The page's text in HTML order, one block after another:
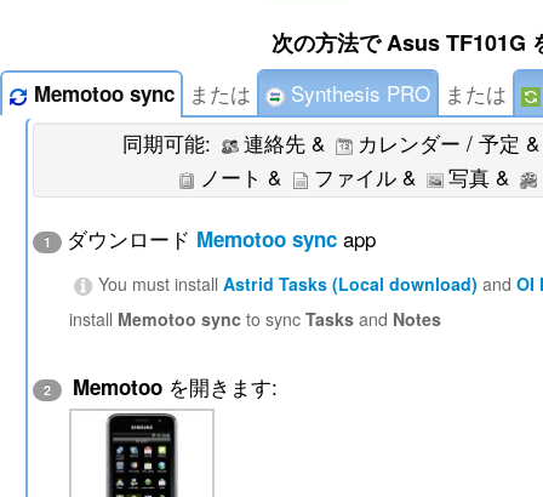
次の方法で Asus TF101G
Memotoo sync または Synthesis PRO または
同期可能:
連絡先 &
カレンダー / 予定
ノート &
ファイル & 写真 &
1 ダウンロード Memotoo sync app
You must installAstrid Tasks (Local download) andOI
install Memotoo sync to syncTasks and Notes
2 Memotoo を開きます: